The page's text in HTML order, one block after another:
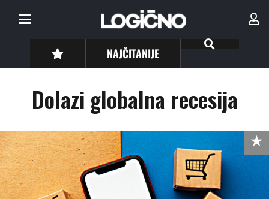
NAJČITANIJE
Dolazi globalna recesija